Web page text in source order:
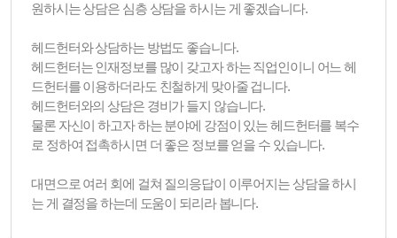
원하시는 상담은 심층 상담을 하시는 게 좋겠습니다.
헤드헌터와 상담하는 방법도 좋습니다.
헤드헌터는 인재정보를 많이 갖고자 하는 직업인이니 어느 헤
드헌터를 이용하더라도 친철하게 맞아줄 겁니다.
헤드헌터와의 상담은 경비가 들지 않습니다.
물론 자신이 하고자 하는 분야에 강점이 있는 헤드헌터를 복수
로 정하여 접촉하시면 더 좋은 정보를 얻을 수 있습니다.
대면으로 여러 회에 걸쳐 질의응답이 이루어지는 상담을 하시
는 게 결정을 하는데 도움이 되리라 봅니다.